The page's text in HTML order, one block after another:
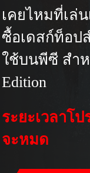
เคยไหมที่เล่
ซื้อเดสก์ท็อป
ใช้บนพีซี สำห
Edition
ระยะเวลาโ
จะหมด